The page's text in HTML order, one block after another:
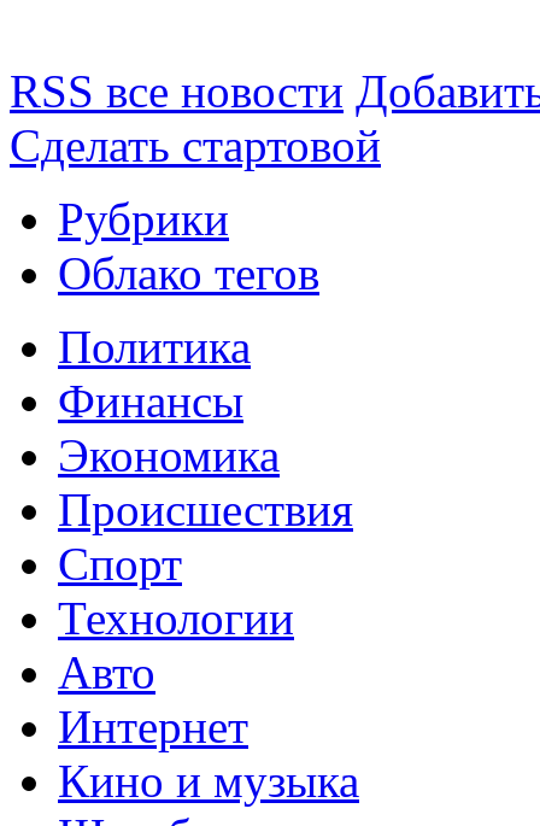
RSS все новости
Сделать стартовой
Рубрики
Облако тегов
Политика
Финансы
Экономика
Происшествия
Спорт
Технологии
Авто
Интернет
Кино и музыка